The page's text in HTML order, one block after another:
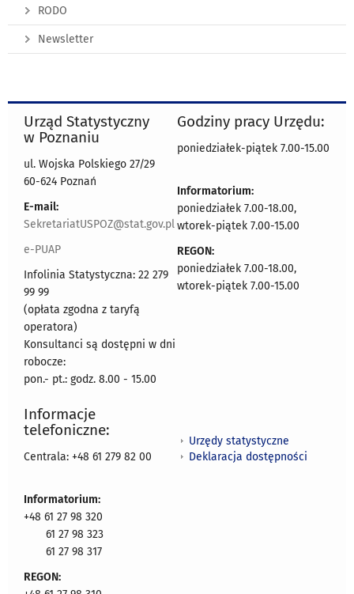
RODO
Newsletter
Urząd Statystyczny
w Poznaniu
ul. Wojska Polskiego 27/29
60-624 Poznań
E-mail:
SekretariatUSPOZ@stat.gov.pl
e-PUAP
Infolinia Statystyczna: 22 279
99 99
(opłata zgodna z taryfą
operatora)
Konsultanci są dostępni w dni
robocze:
pon.- pt.: godz. 8.00 - 15.00
Godziny pracy Urzędu:
poniedziałek-piątek 7.00-15.00
Informatorium:
poniedziałek 7.00-18.00,
wtorek-piątek 7.00-15.00
REGON:
poniedziałek 7.00-18.00,
wtorek-piątek 7.00-15.00
Informacje
telefoniczne:
Centrala: +48 61 279 82 00
Informatorium:
+48 61 27 98 320
61 27 98 323
61 27 98 317
REGON:
Urzędy statystyczne
Deklaracja dostępności